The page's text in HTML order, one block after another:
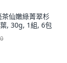
仙嫩綠菁翠杉
, 30g, 1組, 6包